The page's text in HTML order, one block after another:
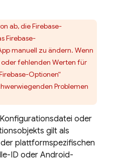
ab, die Firebase-
Firebase-
manuell zu ändern. Wenn
fehlenden Werten für
Optionen“
Problemen
oder
gilt als
plattformspezifischen
ID oder Android-